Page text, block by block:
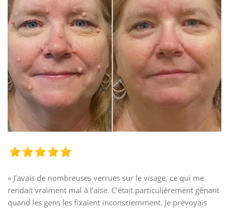
« J’avais de nombreuses verrues sur le visage, ce qui me
rendait vraiment mal à l’aise. C’était particulièrement gênant
quand les gens les fixaient inconsciemment. Je prévoyais